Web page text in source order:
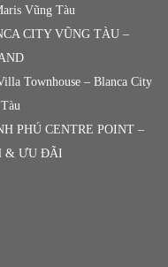
Vũng Tàu
CITY VŨNG TÀU –
Townhouse – Blanca City
PHÚ CENTRE POINT –
& ƯU ĐÃI